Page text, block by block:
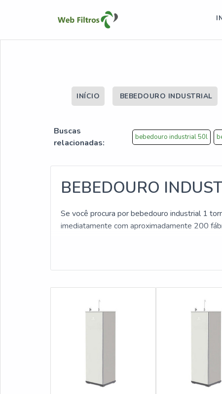
INÍCIO BEBEDOURO INDUSTRIAL
Buscas
relacionadas:
bebedouro industrial 50l
BEBEDOURO
Se você procura por bebedouro industrial 1
imediatamente com aproximadamente 200